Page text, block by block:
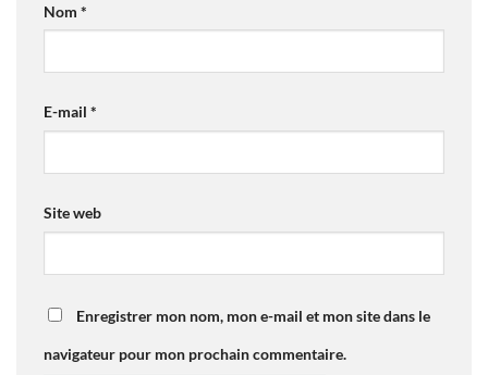
Nom *
E-mail *
Site web
Enregistrer mon nom, mon e-mail et mon site dans le
navigateur pour mon prochain commentaire.